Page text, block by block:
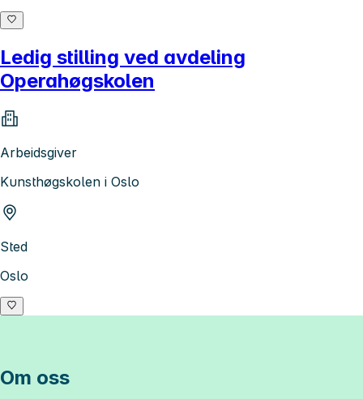
Ledig stilling ved avdeling
Operahøgskolen
Arbeidsgiver
Kunsthøgskolen i Oslo
Sted
Oslo
Om oss